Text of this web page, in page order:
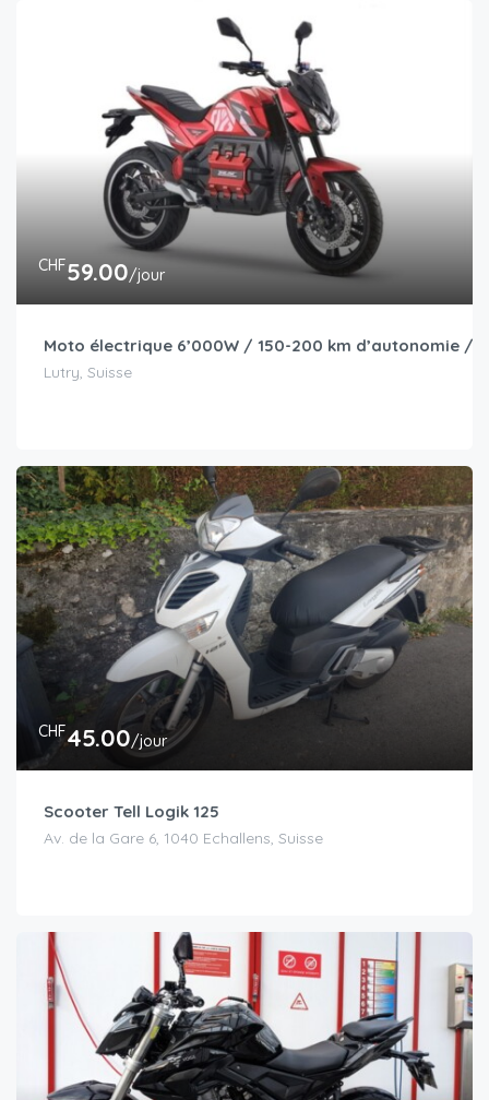
CHF59.00/jour
Moto électrique 6’000W / 150-200 km d’autonomie /
Lutry, Suisse
CHF45.00/jour
Scooter Tell Logik 125
Av. de la Gare 6, 1040 Echallens, Suisse